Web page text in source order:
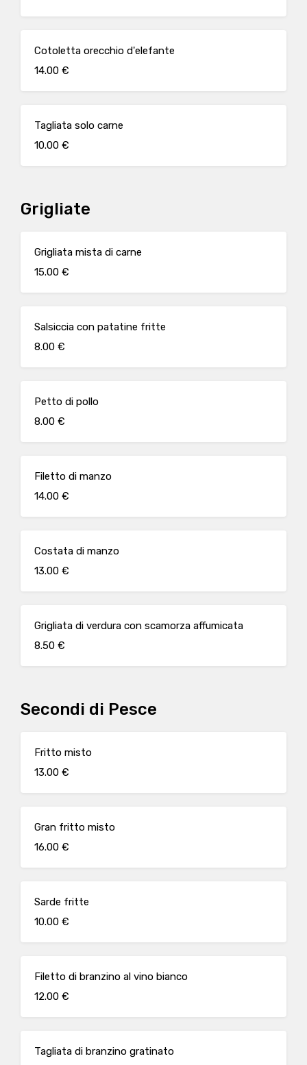
Cotoletta orecchio d'elefante
14.00 €
Tagliata solo carne
10.00 €
Grigliate
Grigliata mista di carne
15.00 €
Salsiccia con patatine fritte
8.00 €
Petto di pollo
8.00 €
Filetto di manzo
14.00 €
Costata di manzo
13.00 €
Grigliata di verdura con scamorza affumicata
8.50 €
Secondi di Pesce
Fritto misto
13.00 €
Gran fritto misto
16.00 €
Sarde fritte
10.00 €
Filetto di branzino al vino bianco
12.00 €
Tagliata di branzino gratinato